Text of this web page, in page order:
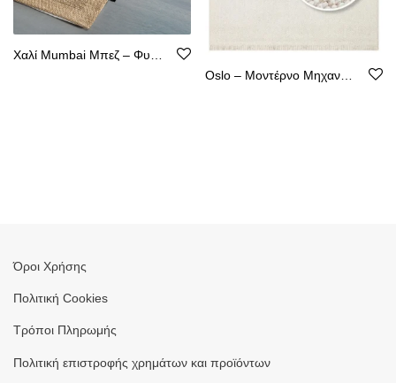
Όροι Χρήσης
Πολιτική Cookies
Τρόποι Πληρωμής
Πολιτική επιστροφής χρημάτων και προϊόντων